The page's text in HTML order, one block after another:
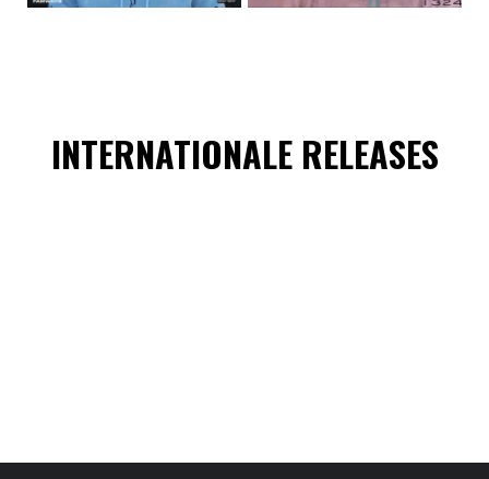
INTERNATIONALE RELEASES